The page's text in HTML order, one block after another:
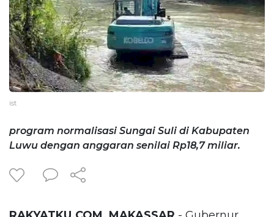
ist
program normalisasi Sungai Suli di Kabupaten
Luwu dengan anggaran senilai Rp18,7 miliar.